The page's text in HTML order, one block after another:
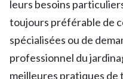
leurs besoins
toujours préférable de
spécialisées ou de
professionnel du
meilleures pratiques de